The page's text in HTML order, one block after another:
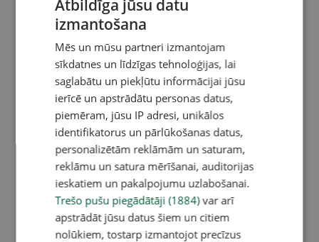
Atbildīga jūsu datu
izmantošana
Mēs un mūsu partneri izmantojam
sīkdatnes un līdzīgas tehnoloģijas, lai
saglabātu un piekļūtu informācijai jūsu
ierīcē un apstrādātu personas datus,
piemēram, jūsu IP adresi, unikālos
identifikatorus un pārlūkošanas datus,
personalizētām reklāmām un saturam,
reklāmu un satura mērīšanai, auditorijas
ieskatiem un pakalpojumu uzlabošanai.
Trešo pušu piegādātāji (1884)var arī
apstrādāt jūsu datus šiem un citiem
nolūkiem, tostarp izmantojot precīzus